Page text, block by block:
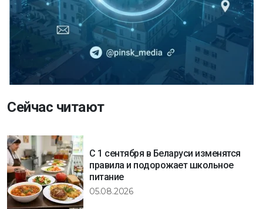
Сейчас читают
С 1 сентября в Беларуси изменятся
правила и подорожает школьное
питание
05.08.2026